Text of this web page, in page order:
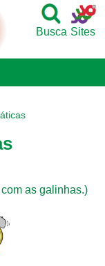
Sites
Busca
as galinhas.)